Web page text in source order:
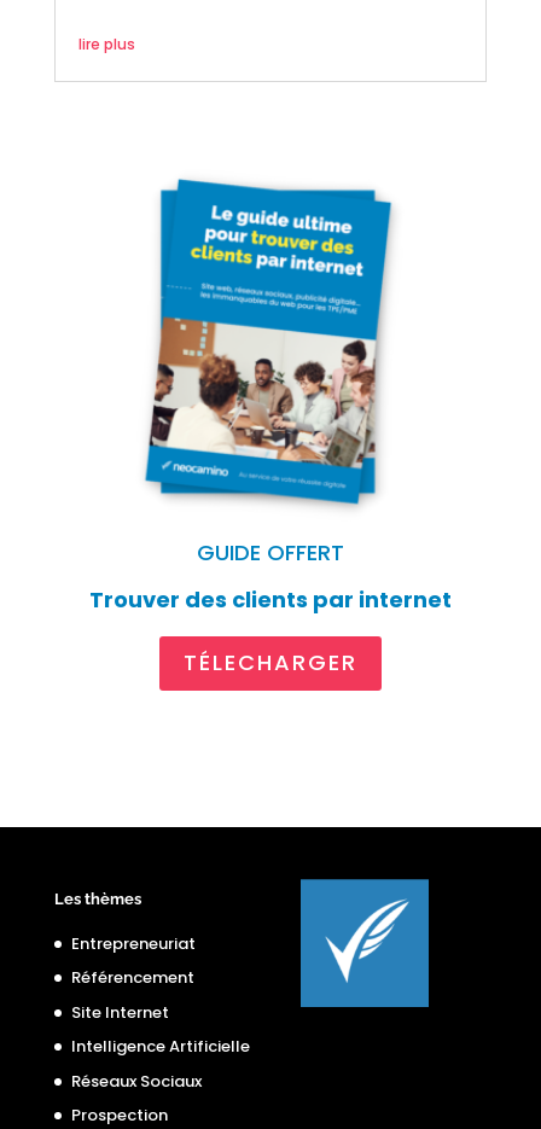
lire plus
GUIDE OFFERT
Trouver des clients par internet
TÉLECHARGER
Les thèmes
Entrepreneuriat
Référencement
Site Internet
Intelligence Artificielle
Réseaux Sociaux
Prospection